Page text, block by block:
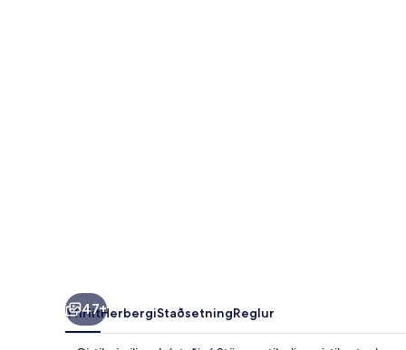
47+
YfirlitHerbergiStaðsetningReglur